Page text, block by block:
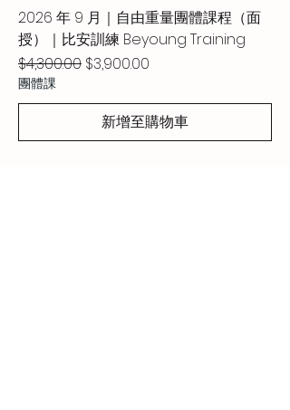
2026 年 9 月｜自由重量團體課程（面
授）｜比安訓練 Beyoung Training
一般價格
$4,300.00 促銷價格
$3,900.00
團體課
新增至購物車